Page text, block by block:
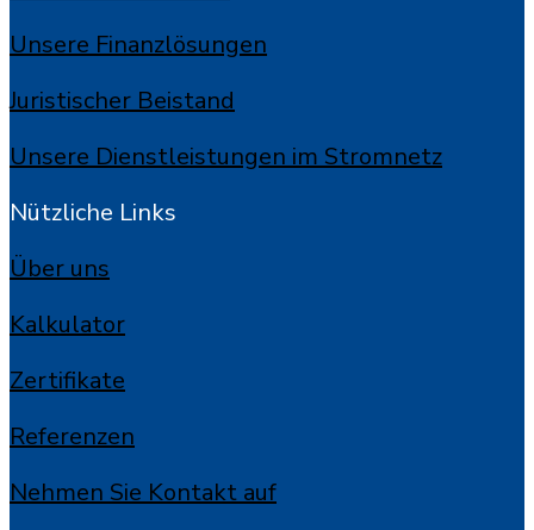
Unsere Finanzlösungen
Juristischer Beistand
Unsere Dienstleistungen im Stromnetz
Nützliche Links
Über uns
Kalkulator
Zertifikate
Referenzen
Nehmen Sie Kontakt auf